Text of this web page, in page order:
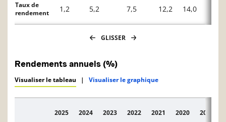
Taux de
rendement
1,2 5,2 7,5 12,2 14,0
GLISSER
Rendements annuels (%)
Visualiser le tableau | Visualiser le graphique
Description
2025 2024 2023 2022 2021 2020 2019